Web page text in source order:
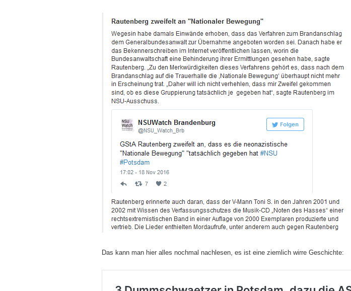
Das kann man hier alles nochmal nachlesen, es ist eine ziemlich wirre Geschichte: